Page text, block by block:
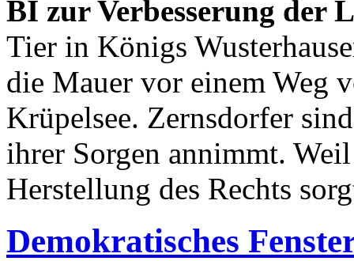
BI zur Verbesserung der
Tier in Königs
die Mauer vor einem Weg
Krüpelsee. Zernsdorfer
ihrer Sorgen annimmt.
Herstellung des Rechts
Demokratisches